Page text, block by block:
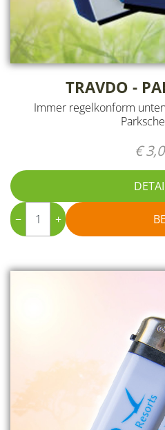
TRAVDO -
Immer regelkonform
€
− +